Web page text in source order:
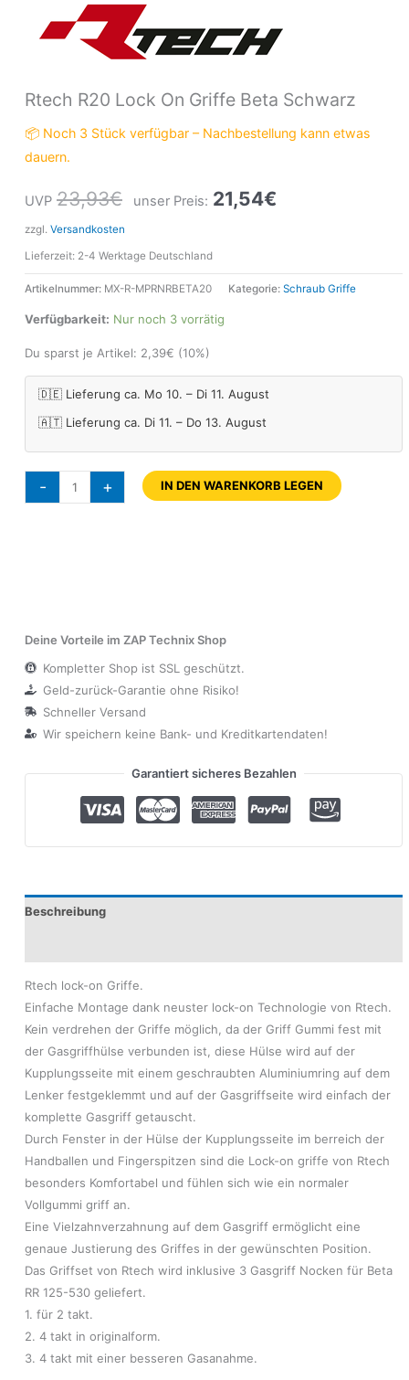
Rtech R20 Lock On Griffe Beta Schwarz
📦 Noch 3 Stück verfügbar – Nachbestellung kann etwas
dauern.
UVP 23,93€ unser Preis: 21,54€
zzgl. Versandkosten
Lieferzeit: 2-4 Werktage Deutschland
Artikelnummer: MX-R-MPRNRBETA20 Kategorie: Schraub Griffe
Verfügbarkeit: Nur noch 3 vorrätig
Du sparst je Artikel: 2,39€ (10%)
🇩🇪 Lieferung ca. Mo 10. – Di 11. August
🇦🇹 Lieferung ca. Di 11. – Do 13. August
- + IN DEN WARENKORB LEGEN
Deine Vorteile im ZAP Technix Shop
Kompletter Shop ist SSL geschützt.
Geld-zurück-Garantie ohne Risiko!
Schneller Versand
Wir speichern keine Bank- und Kreditkartendaten!
Garantiert sicheres Bezahlen
Beschreibung
Rtech lock-on Griffe.
Einfache Montage dank neuster lock-on Technologie von Rtech.
Kein verdrehen der Griffe möglich, da der Griff Gummi fest mit
der Gasgriffhülse verbunden ist, diese Hülse wird auf der
Kupplungsseite mit einem geschraubten Aluminiumring auf dem
Lenker festgeklemmt und auf der Gasgriffseite wird einfach der
komplette Gasgriff getauscht.
Durch Fenster in der Hülse der Kupplungsseite im berreich der
Handballen und Fingerspitzen sind die Lock-on griffe von Rtech
besonders Komfortabel und fühlen sich wie ein normaler
Vollgummi griff an.
Eine Vielzahnverzahnung auf dem Gasgriff ermöglicht eine
genaue Justierung des Griffes in der gewünschten Position.
Das Griffset von Rtech wird inklusive 3 Gasgriff Nocken für Beta
RR 125-530 geliefert.
1. für 2 takt.
2. 4 takt in originalform.
3. 4 takt mit einer besseren Gasanahme.